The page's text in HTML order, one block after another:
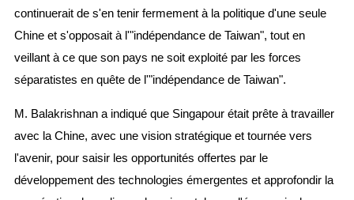
continuerait de s'en tenir fermement à la politique d'une seule
Chine et s'opposait à l'"indépendance de Taiwan", tout en
veillant à ce que son pays ne soit exploité par les forces
séparatistes en quête de l'"indépendance de Taiwan".
M. Balakrishnan a indiqué que Singapour était prête à travailler
avec la Chine, avec une vision stratégique et tournée vers
l'avenir, pour saisir les opportunités offertes par le
développement des technologies émergentes et approfondir la